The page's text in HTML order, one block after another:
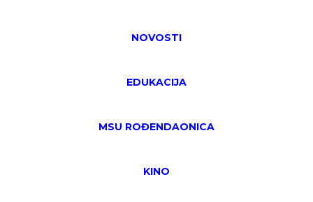
NOVOSTI
EDUKACIJA
MSU ROĐENDAONICA
KINO